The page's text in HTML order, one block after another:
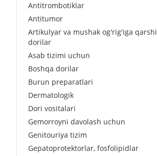
Antitrombotiklar
Antitumor
Artikulyar va mushak og'rig'iga qarshi
dorilar
Asab tizimi uchun
Boshqa dorilar
Burun preparatlari
Dermatologik
Dori vositalari
Gemorroyni davolash uchun
Genitouriya tizim
Gepatoprotektorlar, fosfolipidlar